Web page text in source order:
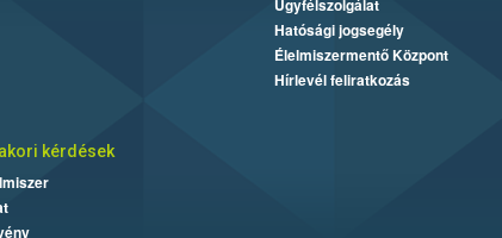
Ügyfélszolgálat
Hatósági jogsegély
Élelmiszermentő Központ
Hírlevél feliratkozás
kérdések